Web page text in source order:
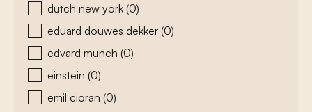
dutch new york (0)
eduard douwes dekker (0)
edvard munch (0)
einstein (0)
emil cioran (0)